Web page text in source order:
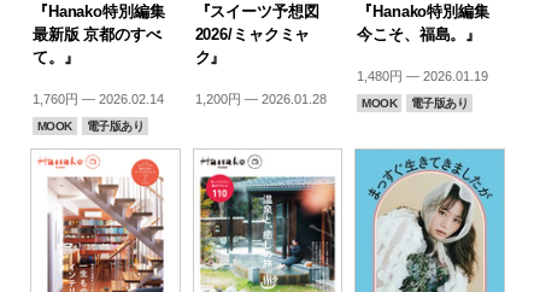
『Hanako特別編集
最新版 京都のすべ
て。』
1,760円 — 2026.02.14
MOOK 電子版あり
『スイーツ予想図
2026/ミャクミャ
ク』
1,200円 — 2026.01.28
『Hanako特別編集
今こそ、福島。』
1,480円 — 2026.01.19
MOOK 電子版あり